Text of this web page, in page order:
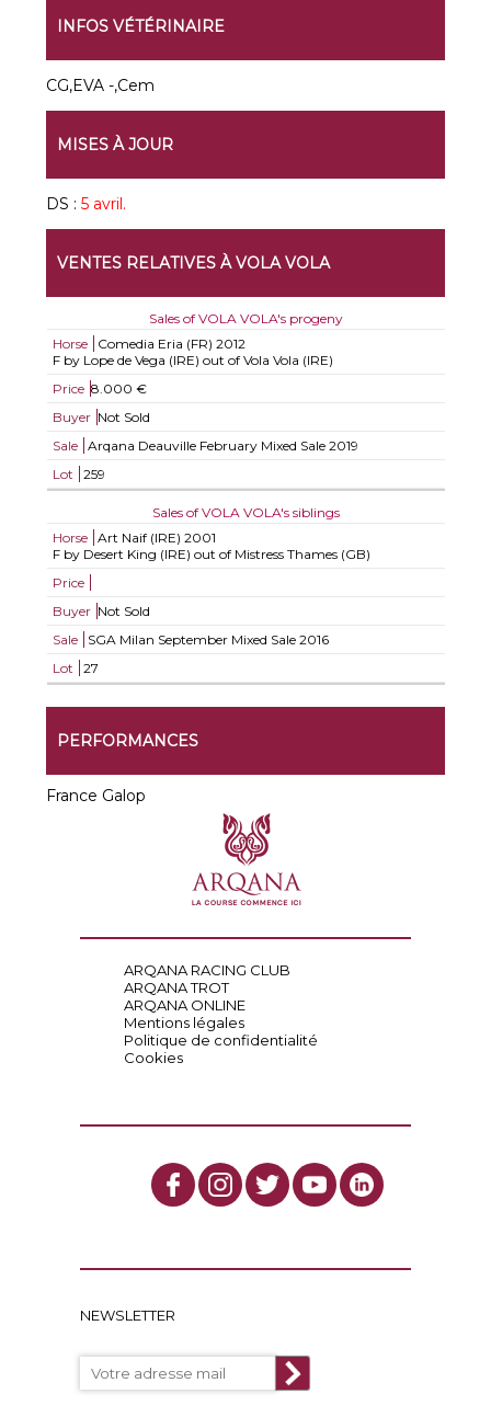
INFOS VÉTÉRINAIRE
CG,EVA -,Cem
MISES À JOUR
DS :5 avril.
VENTES RELATIVES À VOLA VOLA
Sales of VOLA VOLA's progeny
Horse
Comedia Eria (FR) 2012
F by Lope de Vega (IRE) out of Vola Vola (IRE)
Price 8.000 €
Buyer Not Sold
Sale
Arqana Deauville February Mixed Sale 2019
Lot
259
Sales of VOLA VOLA's siblings
Horse
Art Naif (IRE) 2001
F by Desert King (IRE) out of Mistress Thames (GB)
Price
Buyer Not Sold
Sale
SGA Milan September Mixed Sale 2016
Lot
27
PERFORMANCES
France Galop
ARQANA RACING CLUB
ARQANA TROT
ARQANA ONLINE
Mentions légales
Politique de confidentialité
Cookies
NEWSLETTER